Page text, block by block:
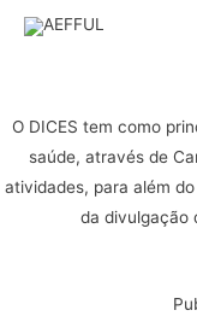
Skip
O DICES tem como
saúde, através de
atividades, para além
da divulgação